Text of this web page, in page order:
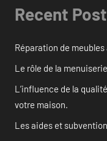
Recent
Réparation de
Le rôle de la
L’influence de la
votre maison.
Les aides et